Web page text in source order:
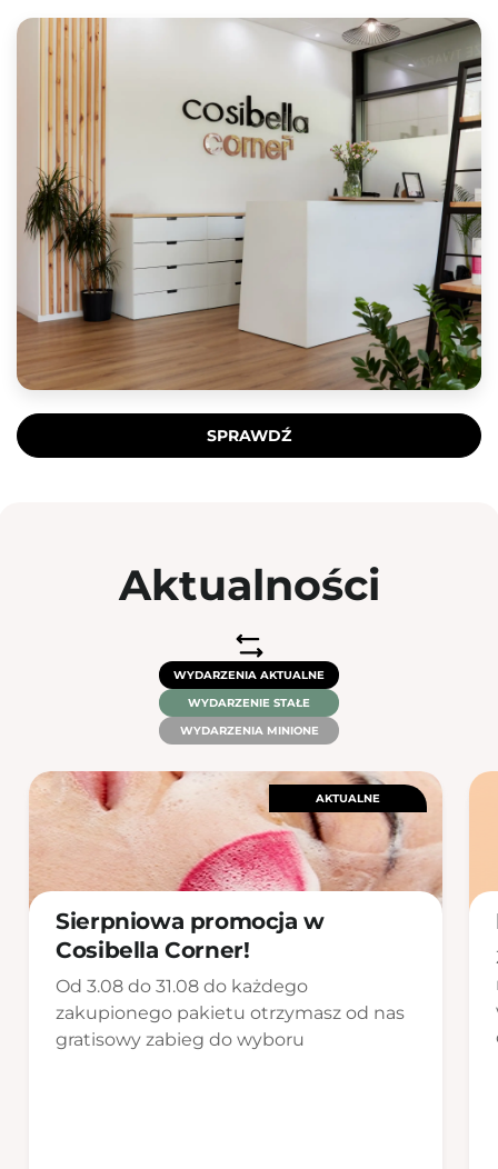
SPRAWDŹ
Aktualności
WYDARZENIA AKTUALNE
WYDARZENIE STAŁE
WYDARZENIA MINIONE
AKTUALNE
Sierpniowa promocja w
Cosibella Corner!
Od 3.08 do 31.08 do każdego
zakupionego pakietu otrzymasz od nas
gratisowy zabieg do wyboru